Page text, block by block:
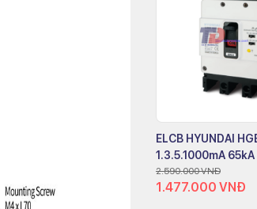
ELCB HYUNDAI
1.3.5.1000mA 65kA
2.590.000VNĐ
1.477.000 VNĐ